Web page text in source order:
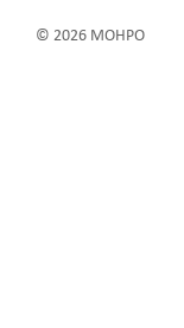
© 2026 МОНРО